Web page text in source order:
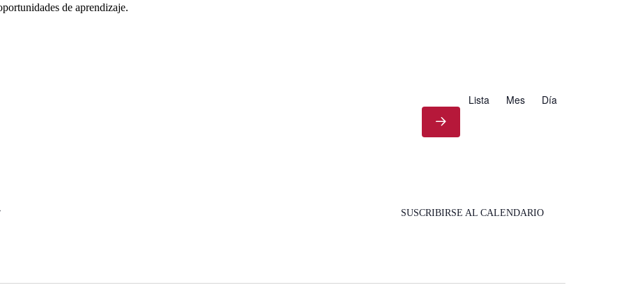
de aprendizaje.
Lista Mes Día
SUSCRIBIRSE AL CALENDARIO